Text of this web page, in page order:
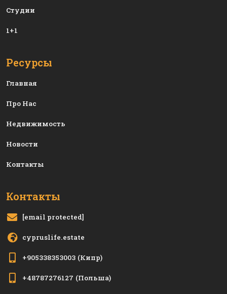
Студии
1+1
Ресурсы
Главная
Про Нас
Недвижимость
Новости
Контакты
Контакты
[email protected]
cypruslife.estate
+905338353003 (Кипр)
+48787276127 (Польша)